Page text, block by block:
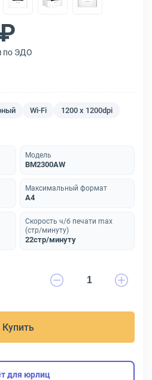
по ЭДО
Wi-Fi 1200 x 1200dpi
Модель
BM2300AW
Максимальный формат
A4
Скорость ч/б печати max
(стр/минуту)
22стр/минуту
Купить
для юрлиц